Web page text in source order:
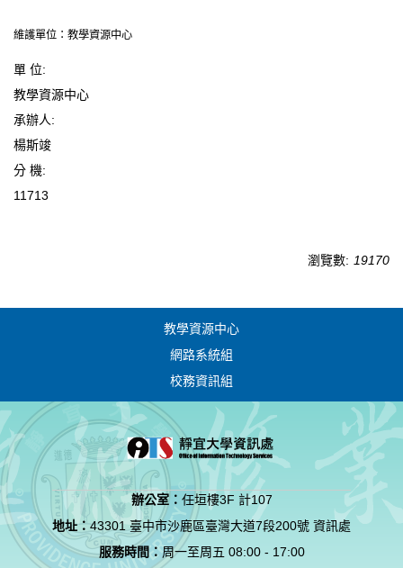
維護單位：教學資源中心
單 位:
教學資源中心
承辦人:
楊斯竣
分 機:
11713
瀏覽數: 19170
教學資源中心
網路系統組
校務資訊組
辦公室： 任垣樓3F 計107
地址：43301 臺中市沙鹿區臺灣大道7段200號 資訊處
服務時間：周一至周五 08:00 - 17:00